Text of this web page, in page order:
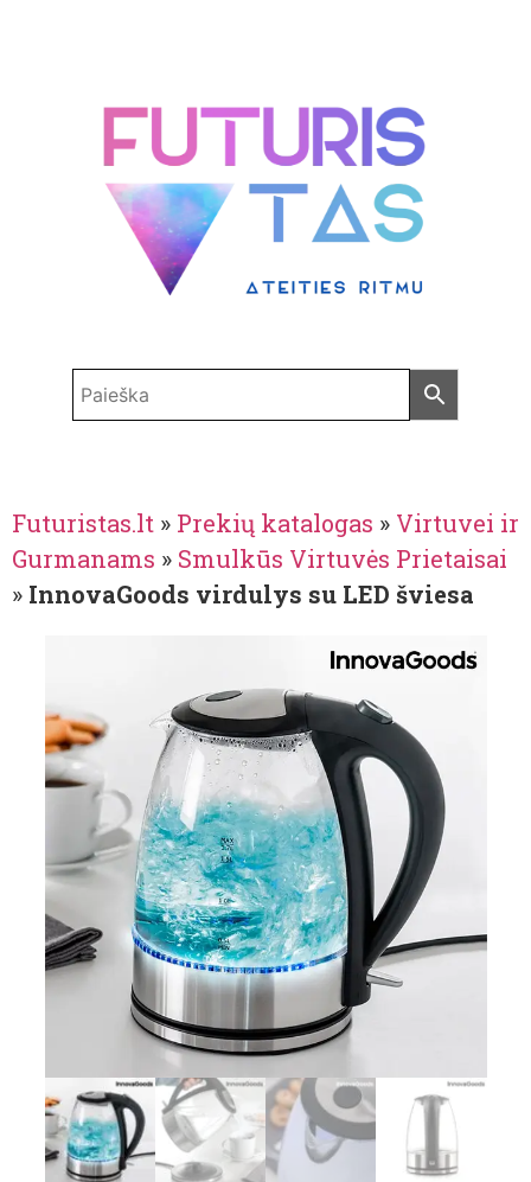
Futuristas.lt » Prekių katalogas » Virtuvei ir
Gurmanams » Smulkūs Virtuvės Prietaisai
» InnovaGoods virdulys su LED šviesa